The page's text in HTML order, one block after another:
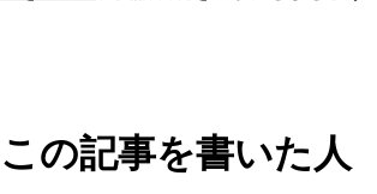
この記事を書いた人